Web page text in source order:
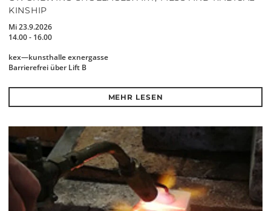
KINSHIP
Mi 23.9.2026
14.00 - 16.00
kex—kunsthalle exnergasse
Barrierefrei über Lift B
MEHR LESEN